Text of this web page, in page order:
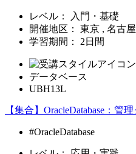
レベル：
入門・基礎
開催地区：
東京 , 名古
学習期間：
2日間
データベース
UBH13L
【集合】OracleDatabase：管
#OracleDatabase